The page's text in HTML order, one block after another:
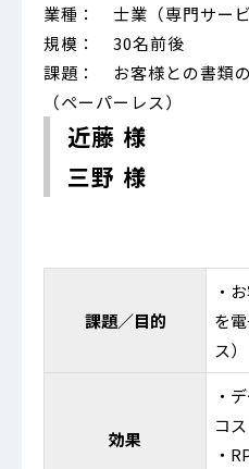
業種： 士業（専門サービ
規模： 30名前後
課題： お客様との書類
（ペーパーレス）
近藤 様
三野 様
課題／目的
・
を
ス）
効果
・
コ
・